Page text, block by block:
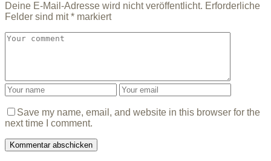
Deine E-Mail-Adresse wird nicht veröffentlicht. Erforderliche
Felder sind mit* markiert
Save my name, email, and website in this browser for the
next time I comment.